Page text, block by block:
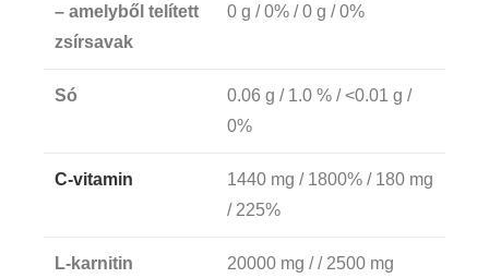
– amelyből telített
zsírsavak
0 g / 0% / 0 g / 0%
Só
0.06 g / 1.0 % / <0.01 g /
0%
C-vitamin
1440 mg / 1800% / 180 mg
/ 225%
L-karnitin 20000 mg / / 2500 mg